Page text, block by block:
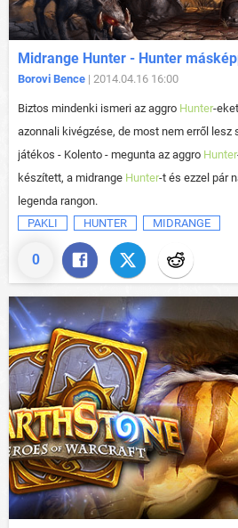
0
Midrange Hunter - Hunter
Borovi Bence | 2014.04.16 16:00
Biztos mindenki ismeri az aggro Hunter-
azonnali kivégzése, de most nem erről lesz
játékos - Kolento - megunta az aggro Hunter
készített, a midrange Hunter-t és ezzel pár
legenda rangon.
PAKLI
HUNTER MIDRANGE